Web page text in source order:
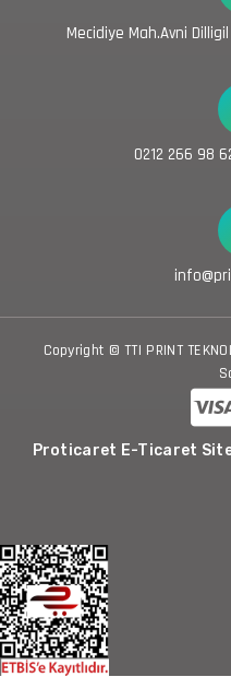
Mecidiye Mah.Avni
0212 266 98
Copyright © TTI PRINT
Proticaret E-Ticaret